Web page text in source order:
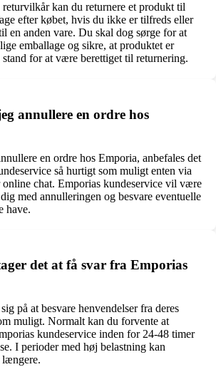
kan du returnere et produkt til
efter købet, hvis du ikke er tilfreds eller
en anden vare. Du skal dog sørge for at
emballage og sikre, at produktet er
for at være berettiget til returnering.
annullere en ordre hos
en ordre hos Emporia, anbefales det
så hurtigt som muligt enten via
chat. Emporias kundeservice vil være
med annulleringen og besvare eventuelle
have.
det at få svar fra Emporias
på at besvare henvendelser fra deres
muligt. Normalt kan du forvente at
kundeservice inden for 24-48 timer
I perioder med høj belastning kan